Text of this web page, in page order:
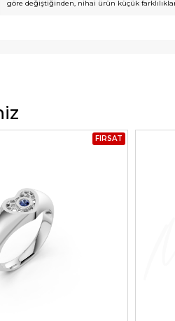
göre değiştiğinden, nihai ürün küçük
FIRSAT